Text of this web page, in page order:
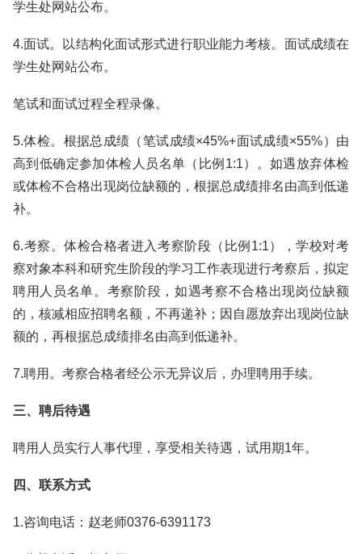
学生处网站公布。
4.面试。以结构化面试形式进行职业能力考核。面试成绩在
学生处网站公布。
笔试和面试过程全程录像。
5.体检。根据总成绩（笔试成绩×45%+面试成绩×55%）由
高到低确定参加体检人员名单（比例1:1）。如遇放弃体检
或体检不合格出现岗位缺额的，根据总成绩排名由高到低递
补。
6.考察。体检合格者进入考察阶段（比例1:1），学校对考
察对象本科和研究生阶段的学习工作表现进行考察后，拟定
聘用人员名单。考察阶段，如遇考察不合格出现岗位缺额
的，核减相应招聘名额，不再递补；因自愿放弃出现岗位缺
额的，再根据总成绩排名由高到低递补。
7.聘用。考察合格者经公示无异议后，办理聘用手续。
三、聘后待遇
聘用人员实行人事代理，享受相关待遇，试用期1年。
四、联系方式
1.咨询电话：赵老师0376-6391173